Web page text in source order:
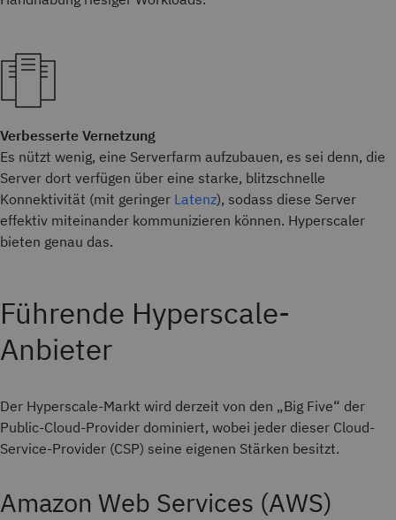
Verbesserte Vernetzung
Es nützt wenig, eine Serverfarm aufzubauen, es sei denn, die
Server dort verfügen über eine starke, blitzschnelle
Konnektivität (mit geringer Latenz), sodass diese Server
effektiv miteinander kommunizieren können. Hyperscaler
bieten genau das.
Führende Hyperscale-
Anbieter
Der Hyperscale-Markt wird derzeit von den „Big Five“ der
Public-Cloud-Provider dominiert, wobei jeder dieser Cloud-
Service-Provider (CSP) seine eigenen Stärken besitzt.
Amazon Web Services (AWS)